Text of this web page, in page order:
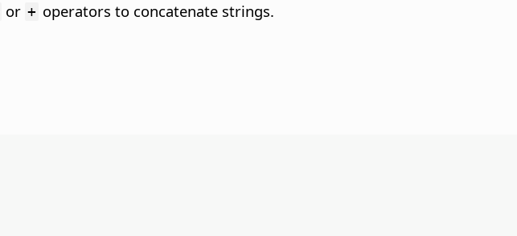
or + operators to concatenate strings.